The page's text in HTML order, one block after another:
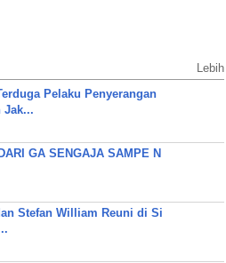
Lebih
Pelaku Penyerangan
Jak...
GA SENGAJA SAMPE N
Stefan William Reuni di Si